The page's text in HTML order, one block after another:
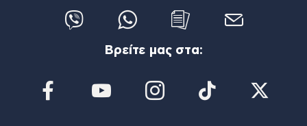
Βρείτε μας στα: